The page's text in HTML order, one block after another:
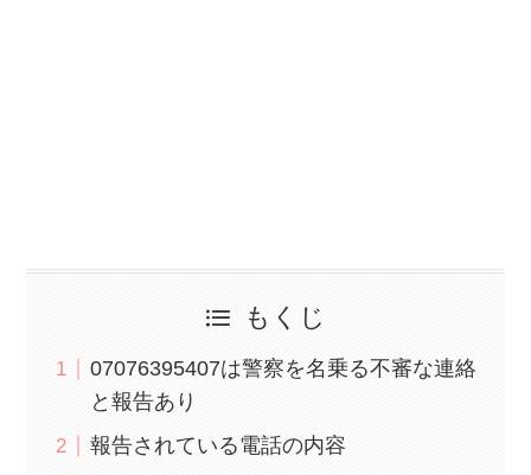
もくじ
07076395407は警察を名乗る不審な連絡
と報告あり
報告されている電話の内容